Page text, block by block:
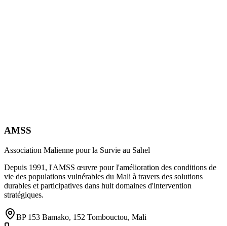
AMSS
Association Malienne pour la Survie au Sahel
Depuis 1991, l'AMSS œuvre pour l'amélioration des conditions de
vie des populations vulnérables du Mali à travers des solutions
durables et participatives dans huit domaines d'intervention
stratégiques.
BP 153 Bamako, 152 Tombouctou, Mali